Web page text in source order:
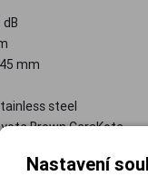
mm
steel
Brown CeraKote
R4 (zbrojní oprávnění
Nastavení